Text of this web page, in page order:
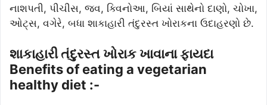
નાશપતી, પીચીસ, ​​જવ, ક્વિનોઆ, બિયાં સાથેનો દાણો, ચોખા,
ઓટ્સ, વગેરે, બધા શાકાહારી તંદુરસ્ત ખોરાકના ઉદાહરણો છે.
શાકાહારી તંદુરસ્ત ખોરાક ખાવાના ફાયદા
Benefits of eating a vegetarian
healthy diet :-